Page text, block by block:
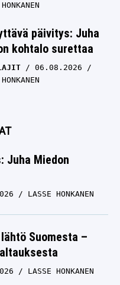
päivitys: Juha
kohtalo surettaa
06.08.2026
Juha Miedon
LASSE HONKANEN
Suomesta –
LASSE HONKANEN